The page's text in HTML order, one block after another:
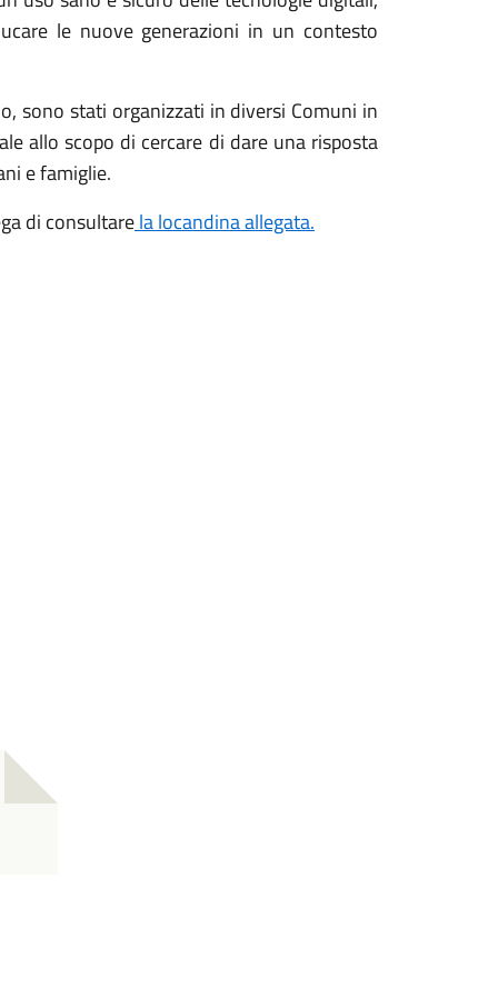
le nuove generazioni in un contesto
sono stati organizzati in diversi Comuni in
allo scopo di cercare di dare una risposta
e famiglie.
di consultarela locandina allegata.